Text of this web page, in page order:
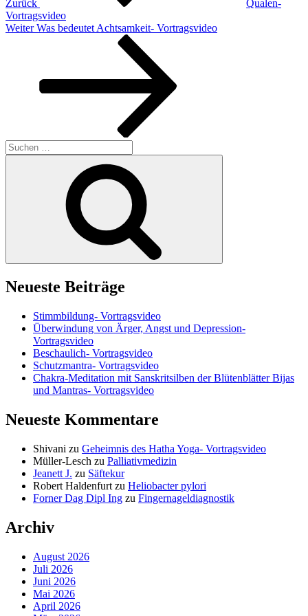
Zurück
Qualen-
Vortragsvideo
Nächster
Weiter Was bedeutet Achtsamkeit- Vortragsvideo
Suchen
nach:
Neueste Beiträge
Stimmbildung- Vortragsvideo
Überwindung von Ärger, Angst und Depression-
Vortragsvideo
Beschaulich- Vortragsvideo
Schutzmantra- Vortragsvideo
Chakra-Meditation mit Sanskritsilben der Blütenblätter Bijas
und Mantras- Vortragsvideo
Neueste Kommentare
Shivani zu Geheimnis des Hatha Yoga- Vortragsvideo
Müller-Lesch zu Palliativmedizin
Jeanett J. zu Säftekur
Robert Haldenfurt zu Heliobacter pylori
Forner Dag Dipl Ing zu Fingernageldiagnostik
Archiv
August 2026
Juli 2026
Juni 2026
Mai 2026
April 2026